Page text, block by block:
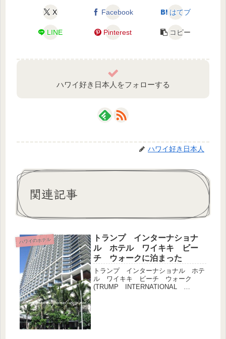
X Facebook はてブ
LINE Pinterest コピー
ハワイ好き日本人をフォローする
ハワイ好き日本人
関連記事
ハワイのホテル
トランプ インターナショナ
ル ホテル ワイキキ ビー
チ ウォークに泊まった
トランプ インターナショナル ホテ
ル ワイキキ ビーチ ウォーク
(TRUMP INTERNATIONAL